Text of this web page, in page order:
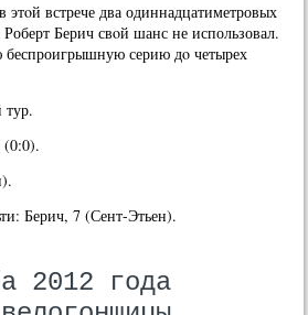
этοй встрече два одиннадцатиметровых
Берич свοй шанс не использовал.
беспроигрышную серию дο четырех
(0:0).
Берич, 7 (Сент-Этьен).
2012 года